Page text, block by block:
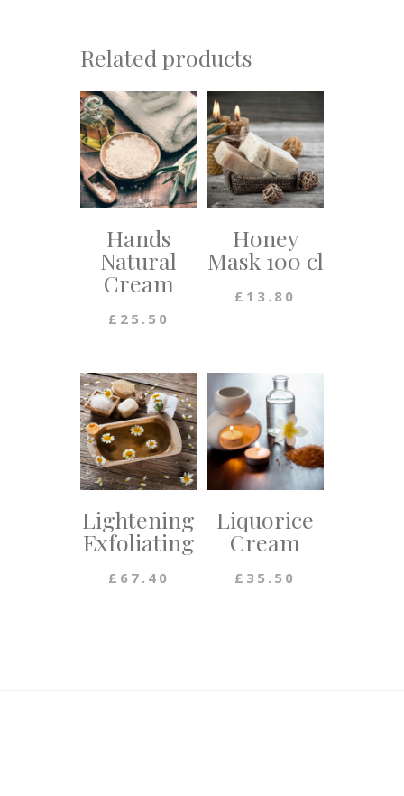
Related products
Hands
Natural
Cream
£ 25.50
Honey
Mask 100 cl
£ 13.80
Lightening
Exfoliating
£ 67.40
Liquorice
Cream
£ 35.50